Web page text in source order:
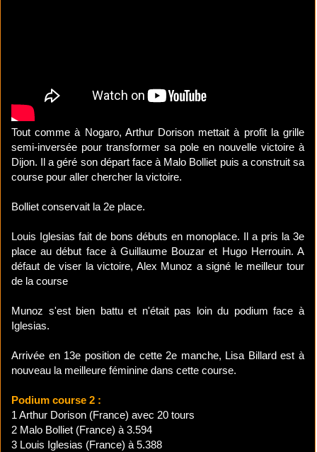
Tout comme à Nogaro, Arthur Dorison mettait à profit la grille
semi-inversée pour transformer sa pole en nouvelle victoire à
Dijon. Il a géré son départ face à Malo Bolliet puis a construit sa
course pour aller chercher la victoire.
Bolliet conservait la 2e place.
Louis Iglesias fait de bons débuts en monoplace. Il a pris la 3e
place au début face à Guillaume Bouzar et Hugo Herrouin. A
défaut de viser la victoire, Alex Munoz a signé le meilleur tour
de la course
Munoz s'est bien battu et n'était pas loin du podium face à
Iglesias.
Arrivée en 13e position de cette 2e manche, Lisa Billard est à
nouveau la meilleure féminine dans cette course.
Podium course 2 :
1 Arthur Dorison (France) avec 20 tours
2 Malo Bolliet (France) à 3.594
3 Louis Iglesias (France) à 5.388